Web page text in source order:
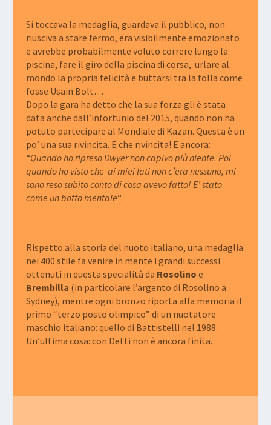
Si toccava la medaglia, guardava il pubblico, non
riusciva a stare fermo, era visibilmente emozionato
e avrebbe probabilmente voluto correre lungo la
piscina, fare il giro della piscina di corsa, urlare al
mondo la propria felicità e buttarsi tra la folla come
fosse Usain Bolt…
Dopo la gara ha detto che la sua forza gli è stata
data anche dall’infortunio del 2015, quando non ha
potuto partecipare al Mondiale di Kazan. Questa è un
po’ una sua rivincita. E che rivincita! E ancora:
“Quando ho ripreso Dwyer non capivo più niente. Poi
quando ho visto che ai miei lati non c’era nessuno, mi
sono reso subito conto di cosa avevo fatto! E’ stato
come un botto mentale“.
Rispetto alla storia del nuoto italiano, una medaglia
nei 400 stile fa venire in mente i grandi successi
ottenuti in questa specialità da Rosolino e
Brembilla (in particolare l’argento di Rosolino a
Sydney), mentre ogni bronzo riporta alla memoria il
primo “terzo posto olimpico” di un nuotatore
maschio italiano: quello di Battistelli nel 1988.
Un’ultima cosa: con Detti non è ancora finita.